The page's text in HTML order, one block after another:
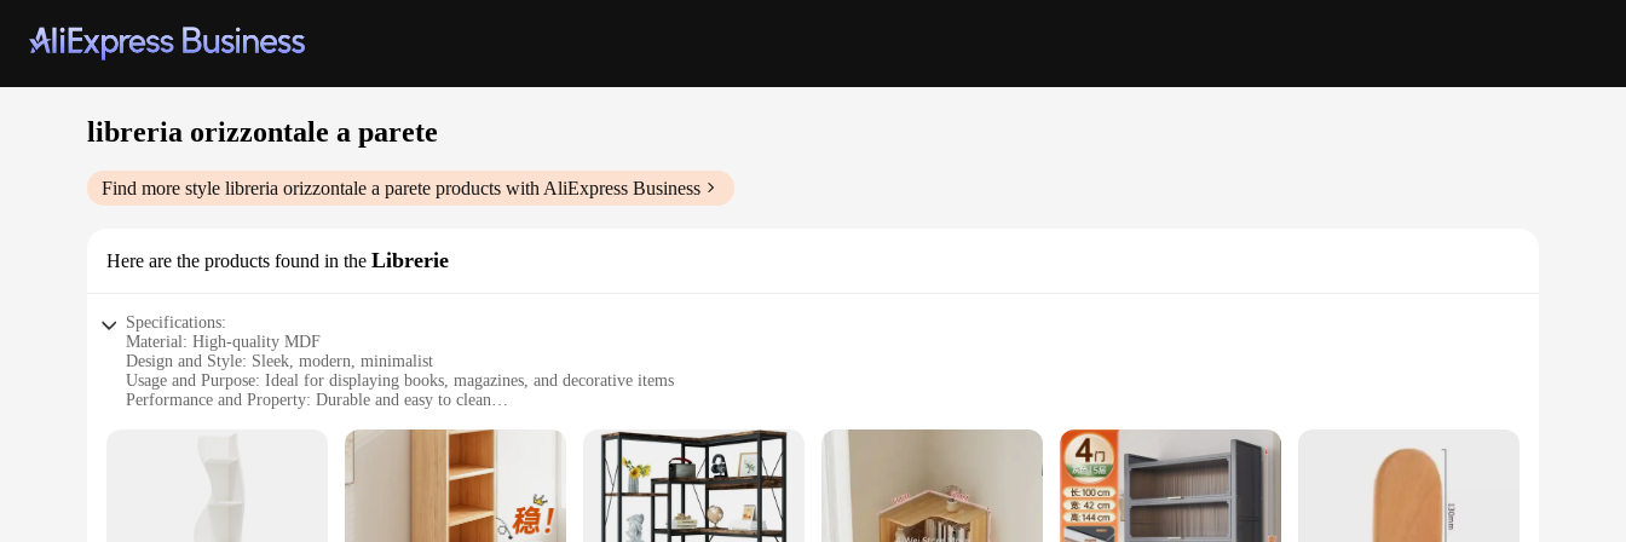
libreria orizzontale a parete
Find more style libreria orizzontale a parete products with AliExpress Business
Here are the products found in the Librerie
Specifications:
Material: High-quality MDF
Design and Style: Sleek, modern, minimalist
Usage and Purpose: Ideal for displaying books, magazines, and decorative items
Performance and Property: Durable and easy to clean
Parts and Accessories: Includes mounting hardware for easy installation
|Wholesale|Vendors|